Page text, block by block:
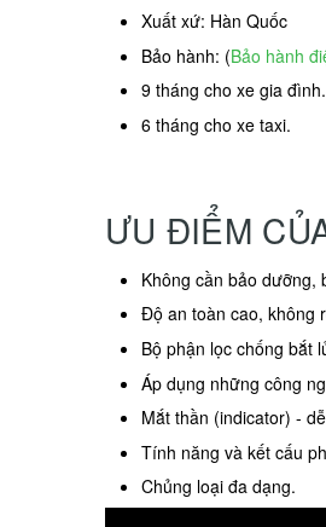
Xuất xứ: Hàn Quốc
Bảo hành: (Bảo hành
9 tháng cho xe gia đình.
6 tháng cho xe taxi.
ƯU ĐIỂM
Không cần bảo dưỡng,
Độ an toàn cao, không
Bộ phận lọc chống bắt
Áp dụng những công
Mắt thần (indicator) -
Tính năng và kết cấu
Chủng loại đa dạng.